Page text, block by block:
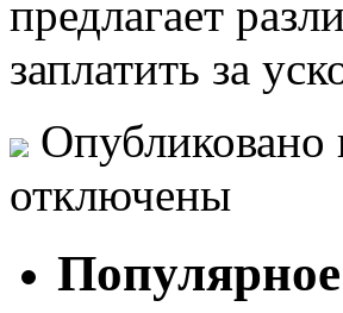
предлагает
заплатить за
Опубликовано
отключены